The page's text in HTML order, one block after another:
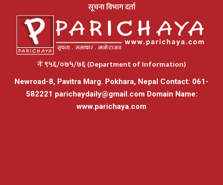
सूचना विभाग दर्ता
नंः ९५६/०७५/७६ (Department of Information)
Newroad-8, Pavitra Marg. Pokhara, Nepal Contact: 061-
582221 parichaydaily@gmail.comDomain Name:
www.parichaya.com